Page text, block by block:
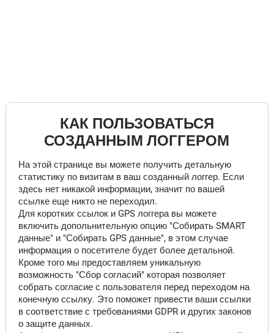
КАК ПОЛЬЗОВАТЬСЯ
СОЗДАННЫМ ЛОГГЕРОМ
На этой странице вы можете получить детальную
статистику по визитам в ваш созданный логгер. Если
здесь нет никакой информации, значит по вашей
ссылке еще никто не переходил.
Для коротких ссылок и GPS логгера вы можете
включить допольнительную опцию "Собирать SMART
данные" и "Собирать GPS данные", в этом случае
информация о посетителе будет более детальной.
Кроме того мы предоставляем уникальную
возможность "Сбор согласий" которая позволяет
собрать согласие с пользователя перед переходом на
конечную ссылку. Это поможет привести ваши ссылки
в соответствие с требованиями GDPR и других законов
о защите данных.